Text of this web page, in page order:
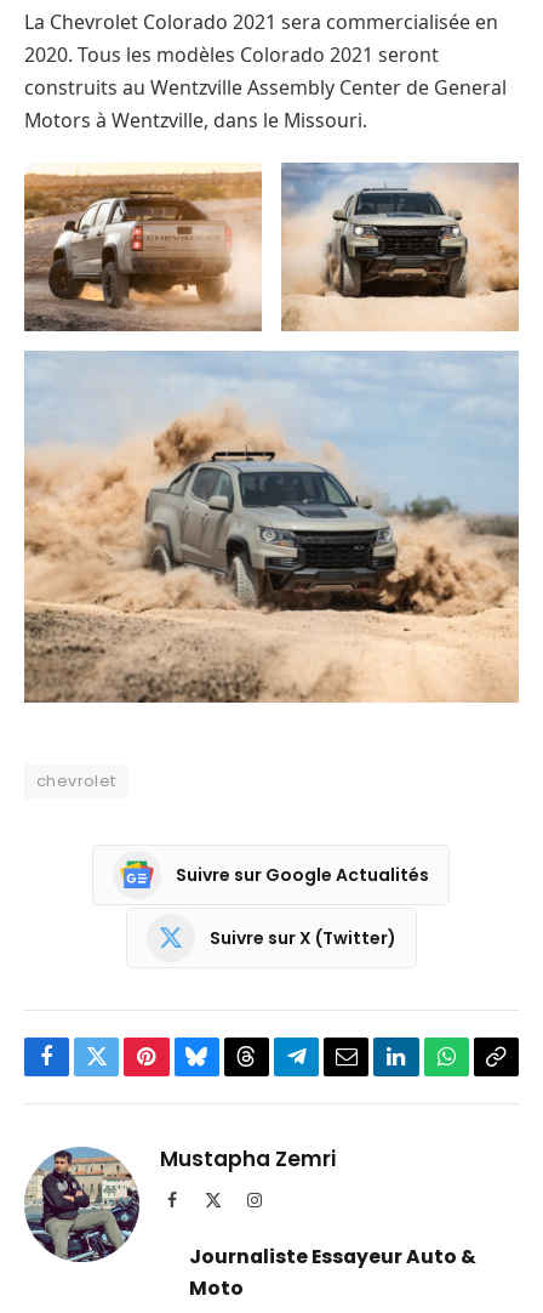
La Chevrolet Colorado 2021 sera commercialisée en
2020. Tous les modèles Colorado 2021 seront
construits au Wentzville Assembly Center de General
Motors à Wentzville, dans le Missouri.
chevrolet
Suivre sur Google Actualités
Suivre sur X (Twitter)
Facebook
TwitterPinterestBlueskyThreadsPartager
Telegram
EmailLinkedInWhatsApp
Mustapha Zemri
Facebook Instagram
Journaliste Essayeur Auto &
Moto